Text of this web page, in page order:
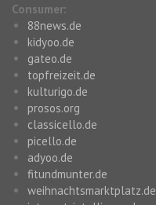
Consumer:
88news.de
kidyoo.de
gateo.de
topfreizeit.de
kulturigo.de
prosos.org
classicello.de
picello.de
adyoo.de
fitundmunter.de
weihnachtsmarktplatz.de